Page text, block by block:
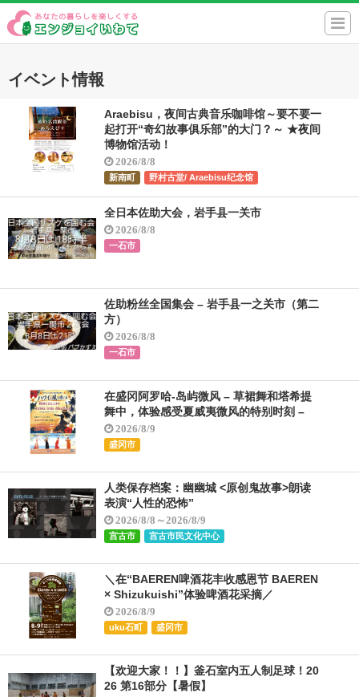
イベント情報
Araebisu，夜间古典音乐咖啡馆～要不要一
起打开“奇幻故事俱乐部”的大门？～ ★夜间
博物馆活动！
2026/8/8
新南町 野村古堂/ Araebisu纪念馆
全日本佐助大会，岩手县一关市
2026/8/8
一石市
佐助粉丝全国集会 – 岩手县一之关市（第二
方）
2026/8/8
一石市
在盛冈阿罗哈-岛屿微风 – 草裙舞和塔希提
舞中，体验感受夏威夷微风的特别时刻 –
2026/8/9
盛冈市
人类保存档案：幽幽城 <原创鬼故事>朗读
表演“人性的恐怖”
2026/8/8～2026/8/9
宫古市 宫古市民文化中心
＼在“BAEREN啤酒花丰收感恩节 BAEREN
× Shizukuishi”体验啤酒花采摘／
2026/8/9
uku石町 盛冈市
【欢迎大家！！】釜石室内五人制足球！20
26 第16部分【暑假】